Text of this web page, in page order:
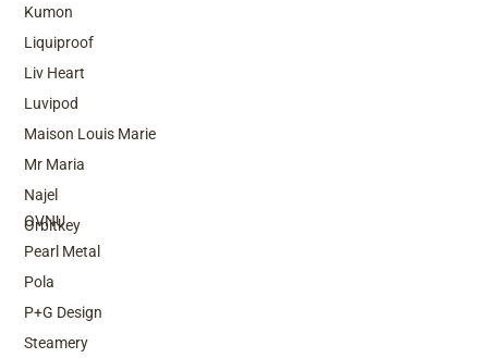
Top Brands
OVNU
Pearl Metal
Pola
P+G Design
Steamery
Kumon
Liquiproof
Liv Heart
Luvipod
Maison Louis Marie
Mr Maria
Najel
Orbitkey